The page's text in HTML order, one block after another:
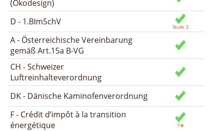
(Ökodesign)
D - 1.BImSchV
A - Österreichische Vereinbarung
gemäß Art.15a B-VG
CH - Schweizer
Luftreinhalteverordnung
DK - Dänische Kaminofenverordnung
F - Crédit d’impôt à la transition
énergétique